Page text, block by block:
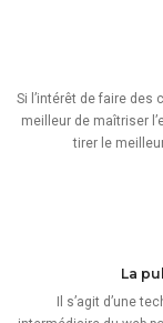
Si l’intérêt de faire des
meilleur de maîtriser
tirer le
La
Il s’agit d’une